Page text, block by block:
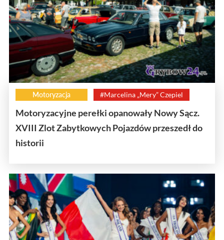
Motoryzacja #Marcelina „Mery” Czepiel
Motoryzacyjne perełki opanowały Nowy Sącz.
XVIII Zlot Zabytkowych Pojazdów przeszedł do
historii